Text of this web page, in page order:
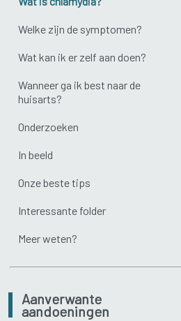
Welke zijn de symptomen?
Wat kan ik er zelf aan doen?
Wanneer ga ik best naar de
huisarts?
Onderzoeken
In beeld
Onze beste tips
Interessante folder
Meer weten?
Aanverwante
aandoeningen